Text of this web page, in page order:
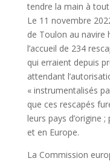
tendre la main à
Le 11 novembre
de Toulon au navire
l’accueil de 234
qui erraient depuis
attendant
« instrumentalisés
que ces rescapés
leurs pays d’origine
et en Europe.
La Commission